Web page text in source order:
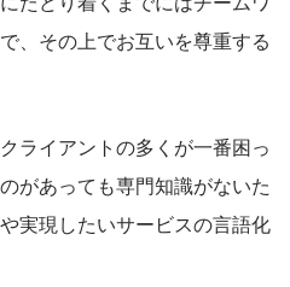
、その上でお互いを尊重する
ライアントの多くが一番困っ
があっても専門知識がないた
実現したいサービスの言語化